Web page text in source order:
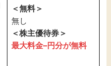
＜無料＞
無し
＜株主優待券＞
最大料金–円分が無料